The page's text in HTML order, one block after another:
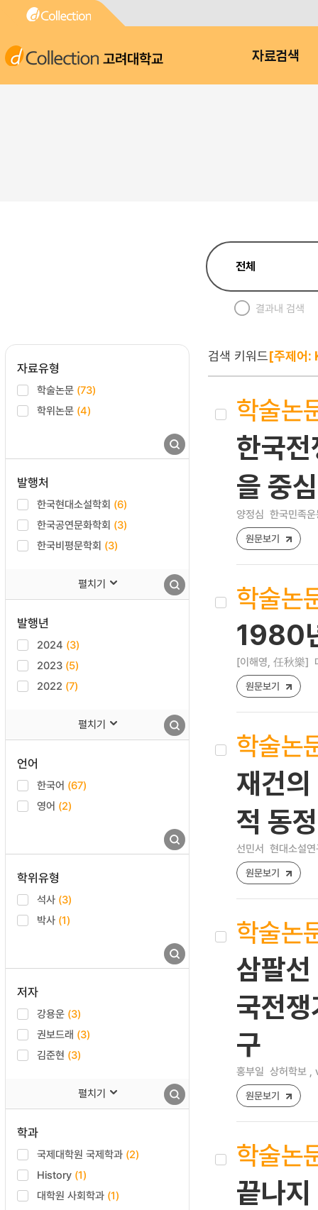
고려대학교 자료검색
결과내 검색
자료유형
학술논문 (73)
학위논문 (4)
발행처
한국현대소설학회 (6)
한국공연문화학회 (3)
한국비평문학회 (3)
펼치기
발행년
2024 (3)
2023 (5)
2022 (7)
펼치기
언어
한국어 (67)
영어 (2)
학위유형
석사 (3)
박사 (1)
저자
강용운 (3)
권보드래 (3)
김준현 (3)
펼치기
학과
국제대학원 국제학과 (2)
History (1)
대학원 사회학과 (1)
검색 키워드[주제어
학술논
한국
을 중
양정심 한국민족
원문보기
학술논
1980
[이해영, 任秋樂]
원문보기
학술논
재건
적 동
선민서 현대소설
원문보기
학술논
삼팔
국전쟁
구
홍부일 상허학보
원문보기
학술논
끝나